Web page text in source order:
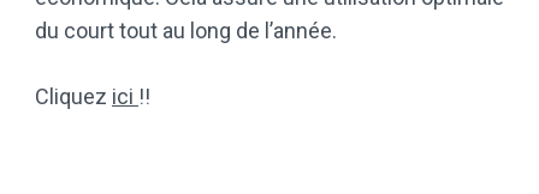
du court tout au long de l’année.
Cliquez ici !!